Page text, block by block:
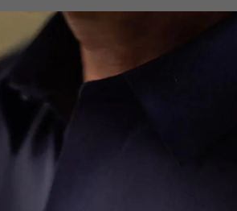
med smarte
🎉 Din rabattkode:
Bruk denne koden i kassen for å få 5% rabatt.